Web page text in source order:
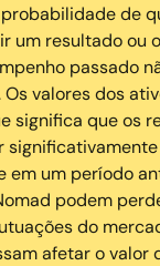
de
um resultado ou
passado
valores dos
significa que os
em um período
podem
do
afetar o valor